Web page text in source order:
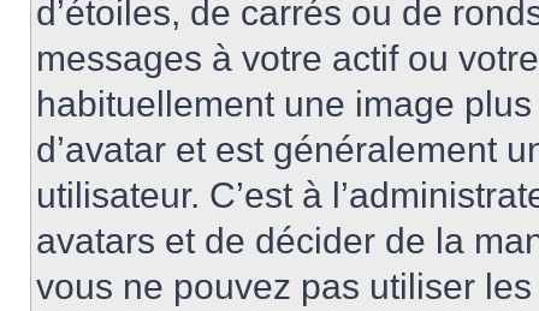
d’étoiles, de carrés ou de
messages à votre actif ou
habituellement une image
d’avatar et est généralement
utilisateur. C’est à
avatars et de décider de la
vous ne pouvez pas utiliser